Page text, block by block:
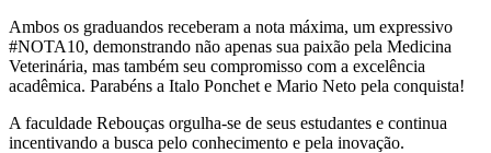
Ambos os graduandos receberam a nota máxima, um expressivo
#NOTA10, demonstrando não apenas sua paixão pela Medicina
Veterinária, mas também seu compromisso com a excelência
acadêmica. Parabéns a Italo Ponchet e Mario Neto pela conquista!
A faculdade Rebouças orgulha-se de seus estudantes e continua
incentivando a busca pelo conhecimento e pela inovação.